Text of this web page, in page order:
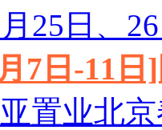
25日、
7日-11日
置业北